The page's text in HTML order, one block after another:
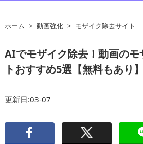
ホーム > 動画強化 > モザイク除去サイト
AIでモザイク除去！動画のモ
トおすすめ5選【無料もあり】
更新日:03-07